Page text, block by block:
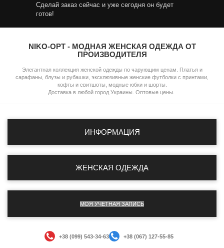
Сделай заказ сейчас и уже сегодня он будет
готов!
NIKO-OPT - МОДНАЯ ЖЕНСКАЯ ОДЕЖДА ОТ
ПРОИЗВОДИТЕЛЯ
Элегантная коллекция женской одежды по чарующим ценам. Платья и
сарафаны, блузы и рубашки, эксклюзивные женские футболки с принтами,
кофты и свитшоты, модные юбки и шорты.
Доставка в любой город Украины. Оптовые цены.
ИНФОРМАЦИЯ
ЖЕНСКАЯ ОДЕЖДА
МОЯ УЧЕТНАЯ ЗАПИСЬ
+38 (099) 543-34-63 +38 (067) 127-55-85